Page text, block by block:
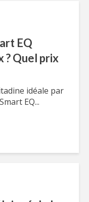
EQ
? Quel prix
idéale par
EQ...